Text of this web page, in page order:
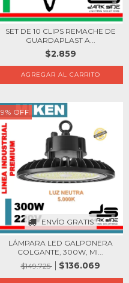
SET DE 10 CLIPS REMACHE DE
GUARDAPLAST A...
$2.859
9% OFF
ENVÍO GRATIS
LÁMPARA LED GALPONERA
COLGANTE, 300W, MI...
$149.725
$136.069